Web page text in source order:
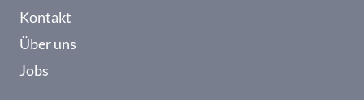
Kontakt
Über uns
Jobs